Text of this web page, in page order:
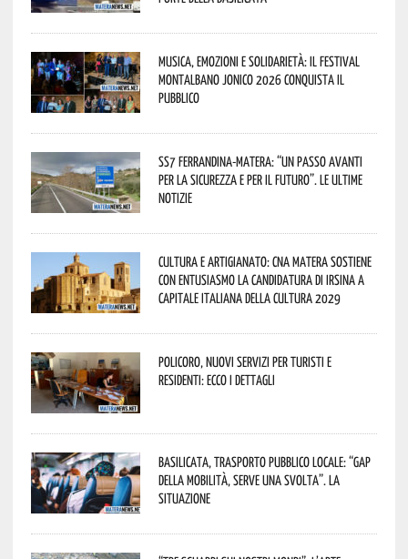
Musica, emozioni e solidarietà: il Festival
Montalbano Jonico 2026 conquista il
pubblico
SS7 Ferrandina-Matera: “Un passo avanti
per la sicurezza e per il futuro”. Le ultime
notizie
Cultura e Artigianato: CNA Matera sostiene
con entusiasmo la candidatura di Irsina a
Capitale Italiana della Cultura 2029
Policoro, nuovi servizi per turisti e
residenti: ecco i dettagli
Basilicata, trasporto pubblico locale: “Gap
della mobilità, serve una svolta”. La
situazione